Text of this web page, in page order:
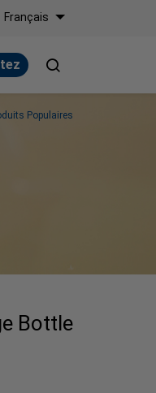
Français
Populaires
Bottle